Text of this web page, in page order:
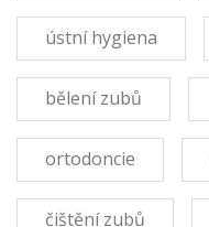
ústní hygiena
bělení zubů
ortodoncie
čištění zubů